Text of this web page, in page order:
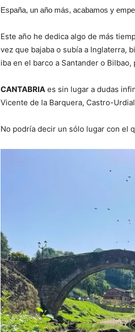
España, un año más, acabamos y
Este año he dedica algo de más
vez que bajaba o subía a Inglaterra,
iba en el barco a Santander o
CANTABRIA es sin lugar a dudas
Vicente de la Barquera, Castro-
No podría decir un sólo lugar con el